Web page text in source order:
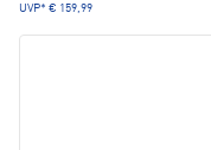
UVP* € 159,99